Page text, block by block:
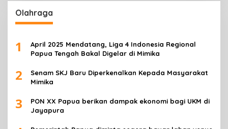
Olahraga
1
April 2025 Mendatang, Liga 4 Indonesia Regional
Papua Tengah Bakal Digelar di Mimika
2
Senam SKJ Baru Diperkenalkan Kepada Masyarakat
Mimika
3
PON XX Papua berikan dampak ekonomi bagi UKM di
Jayapura